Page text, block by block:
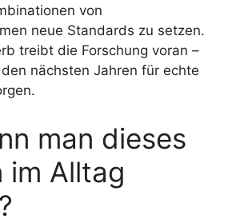
von
neue Standards zu setzen.
treibt die Forschung voran –
nächsten Jahren für echte
man dieses
im Alltag